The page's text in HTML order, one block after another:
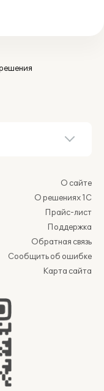
О сайте
О решениях 1С
Прайс-лист
Поддержка
Обратная связь
Сообщить об ошибке
Карта сайта